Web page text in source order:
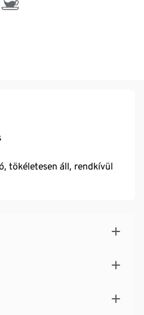
tökéletesen áll, rendkívül